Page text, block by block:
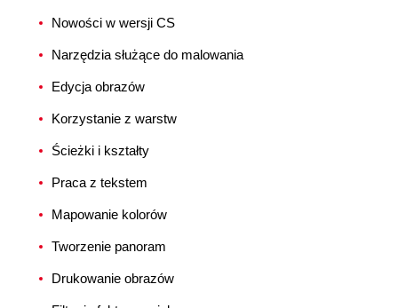
Nowości w wersji CS
Narzędzia służące do malowania
Edycja obrazów
Korzystanie z warstw
Ścieżki i kształty
Praca z tekstem
Mapowanie kolorów
Tworzenie panoram
Drukowanie obrazów